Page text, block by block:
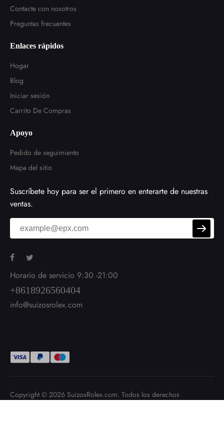
Contacte con nosotros
Preguntas frecuentes
Enlaces rápidos
Hogar
Blog
Iniciar sesión
Carrito De Compras
Apoyo
Pedido de seguimiento
Mapa del sitio
Suscríbete hoy para ser el primero en enterarte de nuestras
ventas.
Horario de servicio 9:30 -21:00
+8618926560404
info@suizosrolex.com
Copyright © 2026 SuizosRolex.com. Todos los derechos